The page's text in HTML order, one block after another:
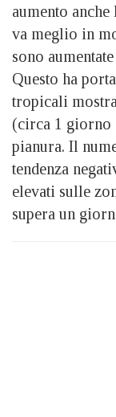
aumento anche
va meglio in
sono
Questo ha
tropicali
(circa 1 giorno
pianura. Il
tendenza
elevati sulle
supera un